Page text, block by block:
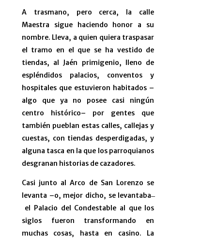
A trasmano, pero cerca, la calle
Maestra sigue haciendo honor a su
nombre. Lleva, a quien quiera traspasar
el tramo en el que se ha vestido de
tiendas, al Jaén primigenio, lleno de
espléndidos palacios, conventos y
hospitales que estuvieron habitados –
algo que ya no posee casi ningún
centro histórico– por gentes que
también pueblan estas calles, callejas y
cuestas, con tiendas desperdigadas, y
alguna tasca en la que los parroquianos
desgranan historias de cazadores.
Casi junto al Arco de San Lorenzo se
levanta –o, mejor dicho, se levantaba ̶
el Palacio del Condestable al que los
siglos fueron transformando en
muchas cosas, hasta en casino. La